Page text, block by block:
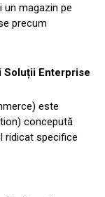
magazin pe
precum
Soluții Enterprise
este
concepută
ridicat specifice